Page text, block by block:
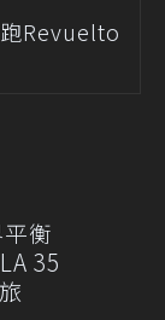
Revuelto
衡
35